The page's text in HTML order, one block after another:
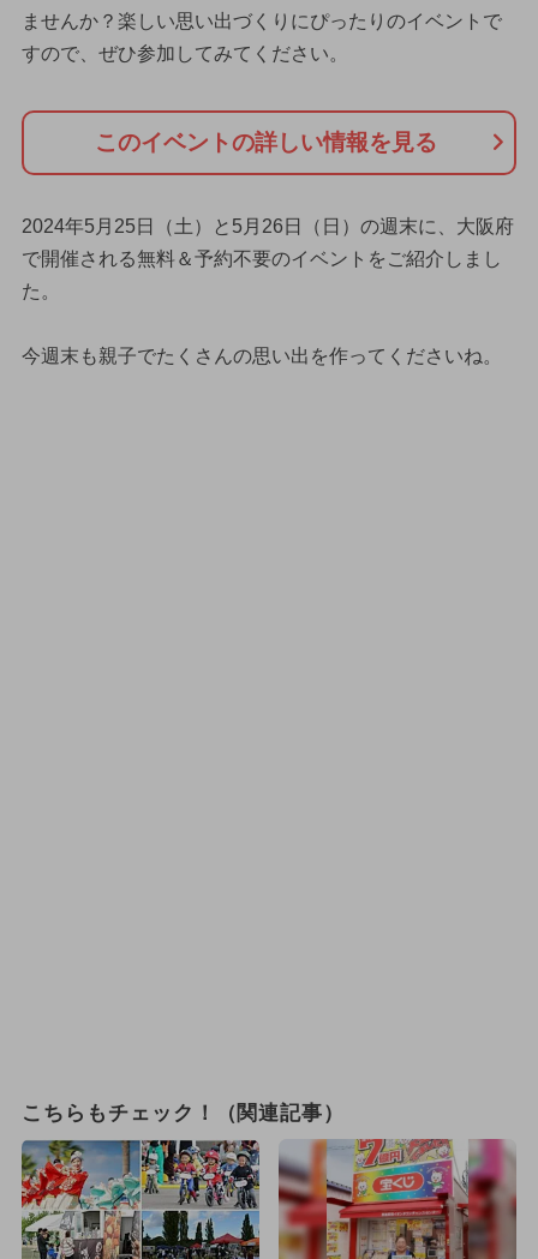
ませんか？楽しい思い出づくりにぴったりのイベントで
すので、ぜひ参加してみてください。
このイベントの詳しい情報を見る
2024年5月25日（土）と5月26日（日）の週末に、大阪府
で開催される無料＆予約不要のイベントをご紹介しまし
た。
今週末も親子でたくさんの思い出を作ってくださいね。
こちらもチェック！（関連記事）